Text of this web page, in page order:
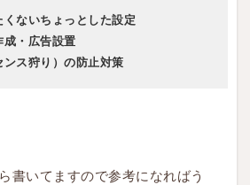
ないちょっとした設定
成・広告設置
ス狩り）の防止対策
書いてますので参考になればう